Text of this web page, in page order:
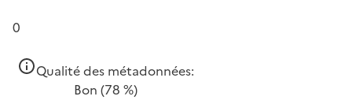
0
Qualité des métadonnées:
Bon (78 %)